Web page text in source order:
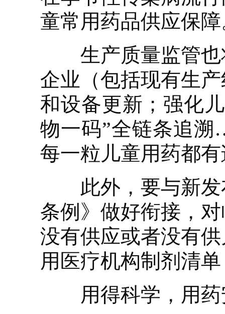
童常用药品供应保
生产质量监管也
企业（包括现有生
和设备更新；强化
物一码”全链条追
每一粒儿童用药都
此外，要与新发
条例》做好衔接，
没有供应或者没有
用医疗机构制剂清
用得科学，用药